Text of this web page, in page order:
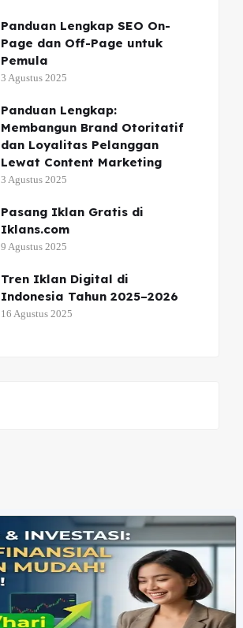
Panduan Lengkap SEO On-
Page dan Off-Page untuk
Pemula
3 Agustus 2025
Panduan Lengkap:
Membangun Brand Otoritatif
dan Loyalitas Pelanggan
Lewat Content Marketing
3 Agustus 2025
Pasang Iklan Gratis di
Iklans.com
9 Agustus 2025
Tren Iklan Digital di
Indonesia Tahun 2025–2026
16 Agustus 2025